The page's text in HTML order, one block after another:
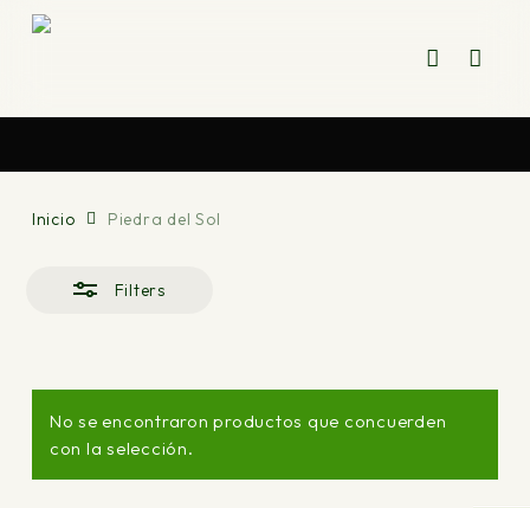
Skip
account
Close
Cart
Inicio Piedra del Sol
Filters
Close
No se encontraron productos que concuerden
con la selección.